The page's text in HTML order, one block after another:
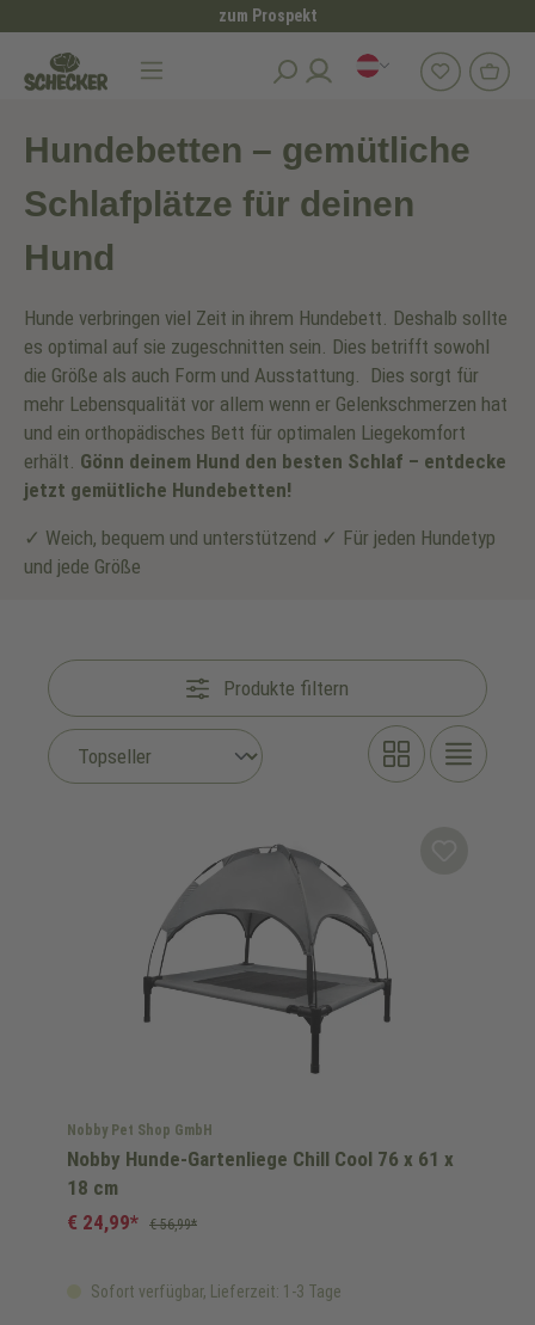
zum Prospekt
Hundezubehör Hundebetten
Hundebetten – gemütliche
Schlafplätze für deinen
Hund
Hunde verbringen viel Zeit in ihrem Hundebett. Deshalb sollte
es optimal auf sie zugeschnitten sein. Dies betrifft sowohl
die Größe als auch Form und Ausstattung. Dies sorgt für
mehr Lebensqualität vor allem wenn er Gelenkschmerzen hat
und ein orthopädisches Bett für optimalen Liegekomfort
erhält. Gönn deinem Hund den besten Schlaf – entdecke
jetzt gemütliche Hundebetten!
✓ Weich, bequem und unterstützend ✓ Für jeden Hundetyp
und jede Größe
Produkte filtern
Nobby Pet Shop GmbH
Nobby Hunde-Gartenliege Chill Cool 76 x 61 x
18 cm
Sofort verfügbar, Lieferzeit: 1-3 Tage
€ 24,99* € 56,99*